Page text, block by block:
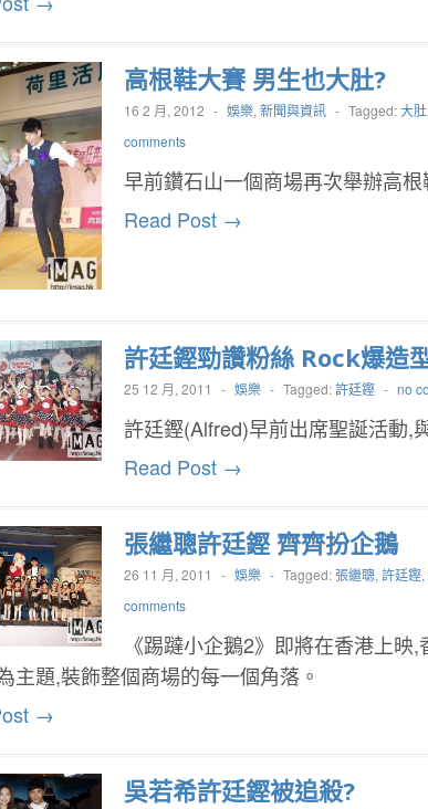
高根鞋大賽 男生也大肚?
16 2 月, 2012 - 娛樂, 新聞與資訊 - Tagged:大肚
comments
早前鑽石山一個商場再次舉辦高
Read Post →
許廷鏗勁讚粉絲 Rock爆造
25 12 月, 2011 - 娛樂 - Tagged:許廷鏗 - no
許廷鏗(Alfred)早前出席聖誕活動,
Read Post →
張繼聰許廷鏗 齊齊扮企鵝
26 11 月, 2011 - 娛樂 - Tagged:張繼聰, 許廷鏗,
comments
《踢躂小企鵝2》即將在香港上映
主題,裝飾整個商場的每一個角落。
→
吳若希許廷鏗被追殺?